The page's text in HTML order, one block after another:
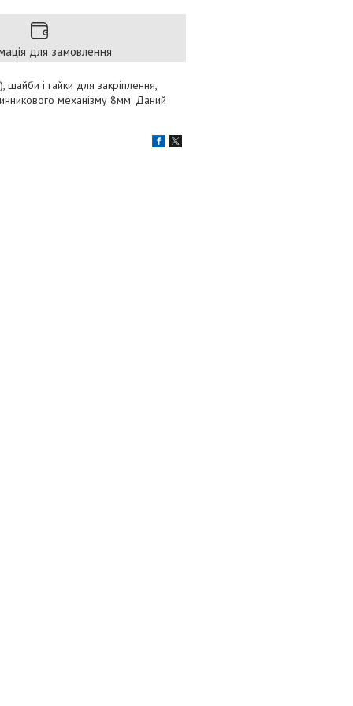
для замовлення
і гайки для закріплення,
механізму 8мм. Даний